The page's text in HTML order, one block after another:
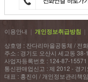
이용안내 | 개인정보취급방침 |
상호명 : 잔다리마을공동체 / 전
주소 : 경기도 오산시 세교동 38-
사업자등록번호 : 124-87-15571
통신판매업신고 : 제 2012 - 경
대표 : 홍진이 / 개인정보관리책